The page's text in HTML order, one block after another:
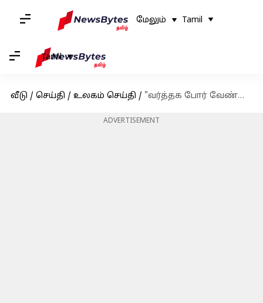
மேலும் Tamil
Tamil
வீடு / செய்தி / உலகம் செய்தி / "வர்த்தக போர் வேண்டாம், பேச்சுவார்த்தைக்கு வாங்க": அமெரிக்காவிற்கு சீனா வலியுறுத்தல்
ADVERTISEMENT